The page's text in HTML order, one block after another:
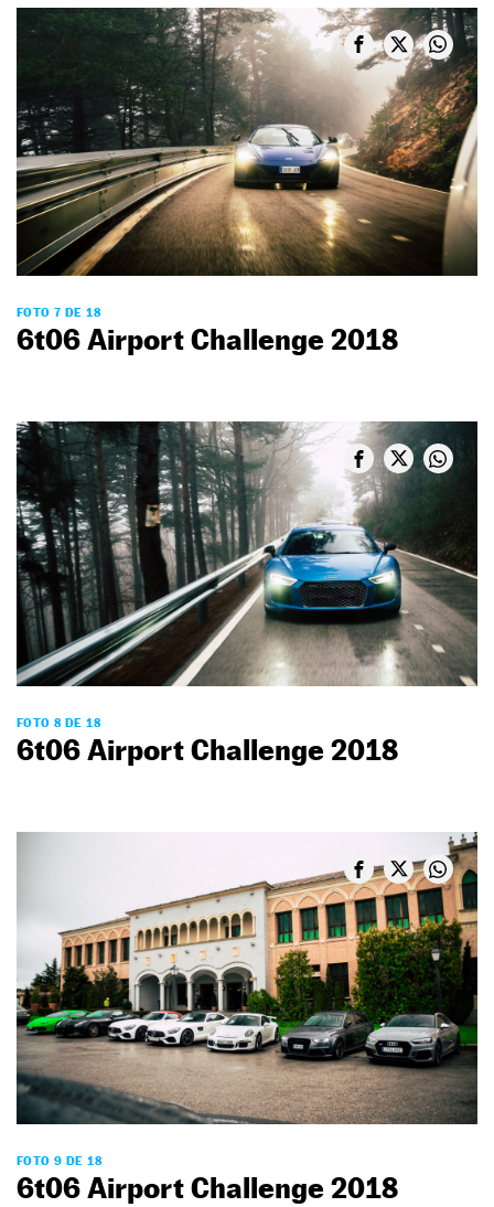
FOTO 7 DE 18
6t06 Airport Challenge 2018
FOTO 8 DE 18
6t06 Airport Challenge 2018
FOTO 9 DE 18
6t06 Airport Challenge 2018